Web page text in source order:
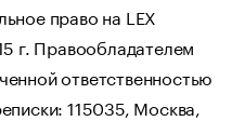
право на LEX
г. Правообладателем
ответственностью
115035, Москва,